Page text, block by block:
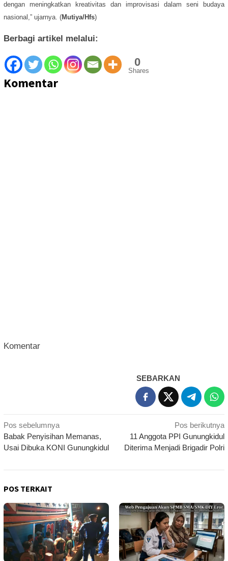
dengan meningkatkan kreativitas dan improvisasi dalam seni budaya
nasional,” ujarnya. (Mutiya/Hfs)
Berbagi artikel melalui:
0
Shares
Komentar
Komentar
SEBARKAN
Navigasi
pos
Pos sebelumnya
Babak Penyisihan Memanas,
Usai Dibuka KONI Gunungkidul
Pos berikutnya
11 Anggota PPI Gunungkidul
Diterima Menjadi Brigadir Polri
POS TERKAIT